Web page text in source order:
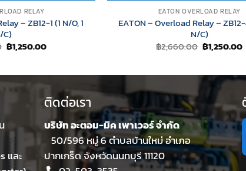
RELAY
– ZB12-1 (1 N/O, 1
C)
Original
price
฿2,660.00.
฿1,250.00Current
฿1,250.00.
EATON OVERLOAD RELAY
EATON – Overload Relay – ZB12-
N/C)
฿2,660.00 Original
price
฿2,660.00.
฿1,250.00
และ
ติดต่อเรา
บริษัท อะตอม-มิค เพาเวอร์ จำกัด
50/596 หมู่ 6 ตำบลบ้านใหม่ อำเภอ
ปากเกร็ด จังหวัดนนทบุรี 11120